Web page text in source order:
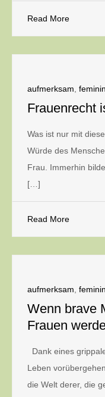
Read More
aufmerksam feminin
Frauenrecht
Was ist nur mit
Würde des
Frau. Immerhin
[…]
Read More
aufmerksam feminin
Wenn brave
Frauen
Dank eines
Leben
die Welt derer, die